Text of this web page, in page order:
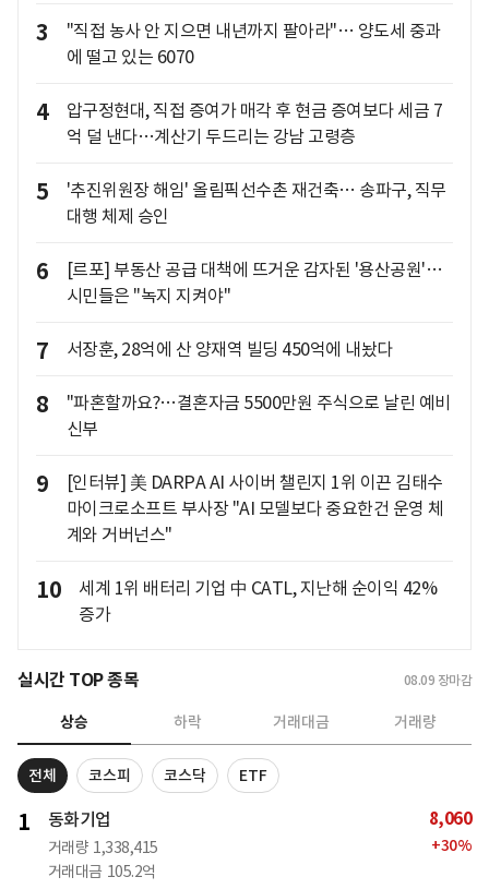
3
"직접 농사 안 지으면 내년까지 팔아라"… 양도세 중과
에 떨고 있는 6070
4
압구정현대, 직접 증여가 매각 후 현금 증여보다 세금 7
억 덜 낸다…계산기 두드리는 강남 고령층
5
'추진위원장 해임' 올림픽선수촌 재건축… 송파구, 직무
대행 체제 승인
6
[르포] 부동산 공급 대책에 뜨거운 감자된 '용산공원'…
시민들은 "녹지 지켜야"
7 서장훈, 28억에 산 양재역 빌딩 450억에 내놨다
8
"파혼할까요?…결혼자금 5500만원 주식으로 날린 예비
신부
9
[인터뷰] 美 DARPA AI 사이버 챌린지 1위 이끈 김태수
마이크로소프트 부사장 "AI 모델보다 중요한건 운영 체
계와 거버넌스"
10
세계 1위 배터리 기업 中 CATL, 지난해 순이익 42%
증가
실시간 TOP 종목 08.09 장마감
상승 하락 거래대금 거래량
전체 코스피 코스닥 ETF
1 동화기업
거래량 1,338,415
거래대금 105.2억
8,060
+30%